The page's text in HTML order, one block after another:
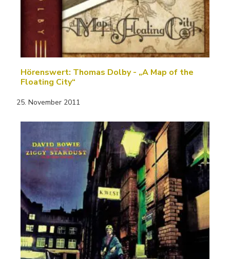
Hörenswert: Thomas Dolby - „A Map of the
Floating City“
25. November 2011